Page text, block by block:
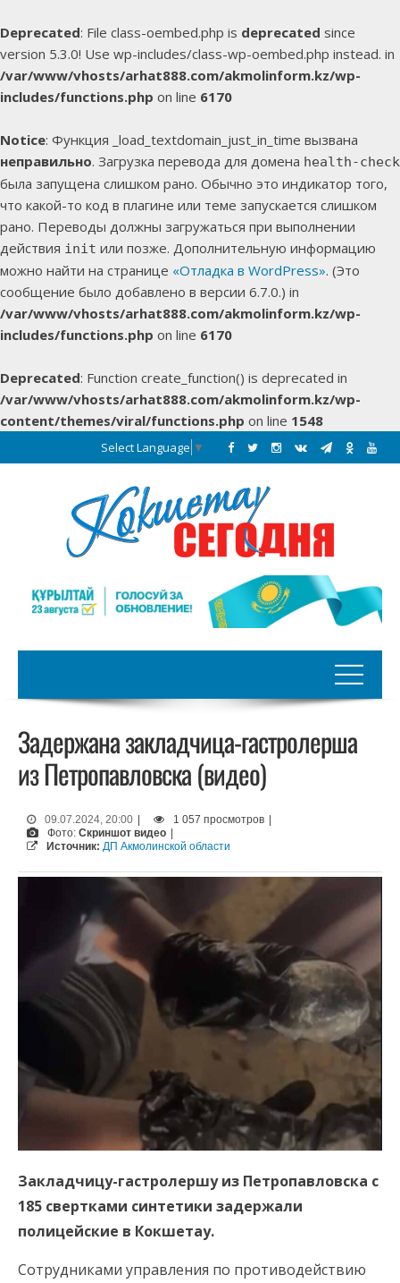
Deprecated: File class-oembed.php is deprecated since
version 5.3.0! Use wp-includes/class-wp-oembed.php instead. in
/var/www/vhosts/arhat888.com/akmolinform.kz/wp-
includes/functions.php on line 6170
Notice: Функция _load_textdomain_just_in_time вызвана
неправильно. Загрузка перевода для домена health-check
была запущена слишком рано. Обычно это индикатор того,
что какой-то код в плагине или теме запускается слишком
рано. Переводы должны загружаться при выполнении
действия init или позже. Дополнительную информацию
можно найти на странице «Отладка в WordPress». (Это
сообщение было добавлено в версии 6.7.0.) in
/var/www/vhosts/arhat888.com/akmolinform.kz/wp-
includes/functions.php on line 6170
Deprecated: Function create_function() is deprecated in
/var/www/vhosts/arhat888.com/akmolinform.kz/wp-
content/themes/viral/functions.php on line 1548
Select Language ▼
Задержана закладчица-гастролерша
из Петропавловска (видео)
09.07.2024, 20:00 | 1 057 просмотров |
Фото: Скриншот видео |
Источник: ДП Акмолинской области
Закладчицу-гастролершу из Петропавловска с
185 свертками синтетики задержали
полицейские в Кокшетау.
Сотрудниками управления по противодействию